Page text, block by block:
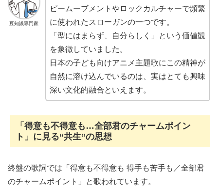
豆知識専門家
ピームーブメントやロックカルチャーで頻繁
に使われたスローガンの一つです。
「型にはまらず、自分らしく」という価値観
を象徴していました。
日本の子ども向けアニメ主題歌にこの精神が
自然に溶け込んでいるのは、実はとても興味
深い文化的融合といえます。
「得意も不得意も…全部君のチャームポイン
ト」に見る“共生”の思想
終盤の歌詞では「得意も不得意も 得手も苦手も／全部君
のチャームポイント」と歌われています。